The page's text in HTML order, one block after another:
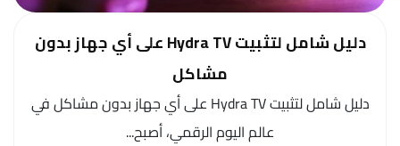
دليل شامل لتثبيت Hydra TV على أي جهاز بدون
مشاكل
دليل شامل لتثبيت Hydra TV على أي جهاز بدون مشاكل في
عالم اليوم الرقمي، أصبح...